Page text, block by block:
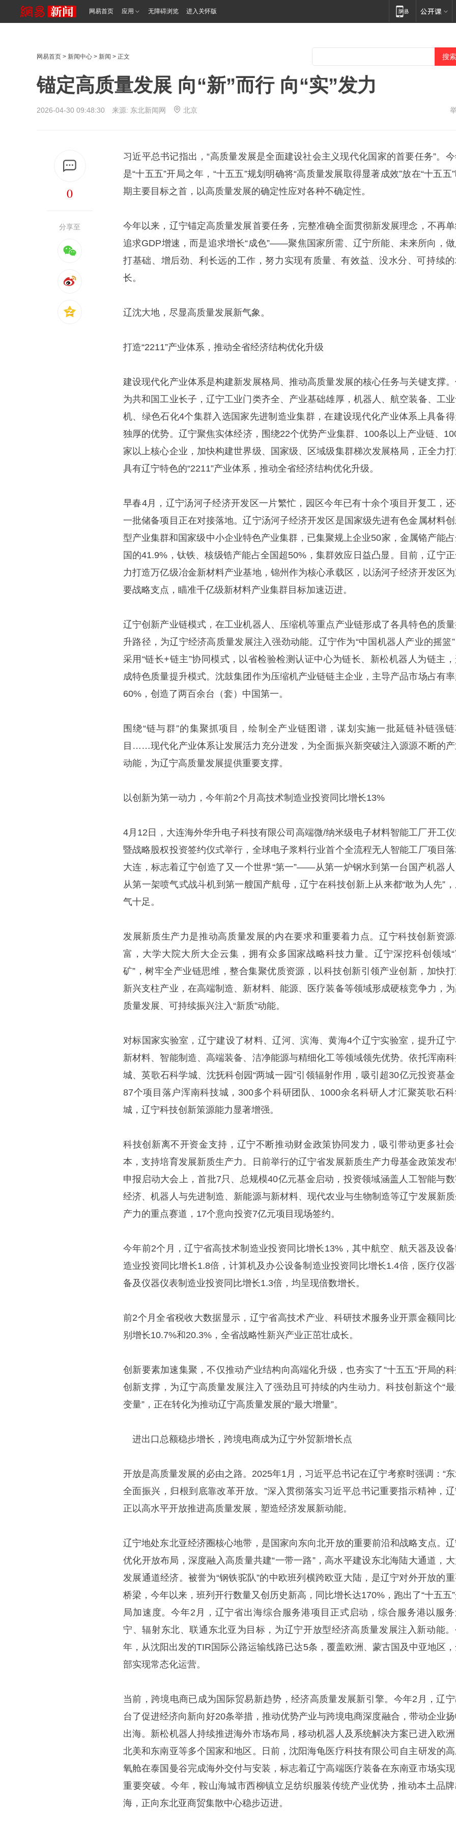
网易首页 应用 无障碍浏览 进入关怀版
网易首页 > 新闻中心 > 新闻 > 正文
锚定高质量发展 向“新”而行 向“实”发力
2026-04-30 09:48:30 来源: 东北新闻网 北京
0
分享至
习近平总书记指出，“高质量发展是全面建设社会主义现代化国家的首要任务”。
是“十五五”开局之年，“十五五”规划明确将“高质量发展取得显著成效”放在“十五五
期主要目标之首，以高质量发展的确定性应对各种不确定性。
今年以来，辽宁锚定高质量发展首要任务，完整准确全面贯彻新发展理念，不再
追求GDP增速，而是追求增长“成色”——聚焦国家所需、辽宁所能、未来所向，做
打基础、增后劲、利长远的工作，努力实现有质量、有效益、没水分、可持续的
长。
辽沈大地，尽显高质量发展新气象。
打造“2211”产业体系，推动全省经济结构优化升级
建设现代化产业体系是构建新发展格局、推动高质量发展的核心任务与关键支撑
为共和国工业长子，辽宁工业门类齐全、产业基础雄厚，机器人、航空装备、工
机、绿色石化4个集群入选国家先进制造业集群，在建设现代化产业体系上具备
独厚的优势。辽宁聚焦实体经济，围绕22个优势产业集群、100条以上产业链、
家以上核心企业，加快构建世界级、国家级、区域级集群梯次发展格局，正全力
具有辽宁特色的“2211”产业体系，推动全省经济结构优化升级。
早春4月，辽宁汤河子经济开发区一片繁忙，园区今年已有十余个项目开复工，
一批储备项目正在对接落地。辽宁汤河子经济开发区是国家级先进有色金属材料
型产业集群和国家级中小企业特色产业集群，已集聚规上企业50家，金属铬产能
国的41.9%，钛铁、核级锆产能占全国超50%，集群效应日益凸显。目前，辽宁
力打造万亿级冶金新材料产业基地，锦州作为核心承载区，以汤河子经济开发区
要战略支点，瞄准千亿级新材料产业集群目标加速迈进。
辽宁创新产业链模式，在工业机器人、压缩机等重点产业链形成了各具特色的质
升路径，为辽宁经济高质量发展注入强劲动能。辽宁作为“中国机器人产业的摇篮”
采用“链长+链主”协同模式，以省检验检测认证中心为链长、新松机器人为链主
成特色质量提升模式。沈鼓集团作为压缩机产业链链主企业，主导产品市场占有率
60%，创造了两百余台（套）中国第一。
围绕“链与群”的集聚抓项目，绘制全产业链图谱，谋划实施一批延链补链强链
目……现代化产业体系让发展活力充分迸发，为全面振兴新突破注入源源不断的
动能，为辽宁高质量发展提供重要支撑。
以创新为第一动力，今年前2个月高技术制造业投资同比增长13%
4月12日，大连海外华升电子科技有限公司高端微/纳米级电子材料智能工厂开工
暨战略股权投资签约仪式举行，全球电子浆料行业首个全流程无人智能工厂项目
大连，标志着辽宁创造了又一个世界“第一”——从第一炉钢水到第一台国产机器人
从第一架喷气式战斗机到第一艘国产航母，辽宁在科技创新上从来都“敢为人先”
气十足。
发展新质生产力是推动高质量发展的内在要求和重要着力点。辽宁科技创新资
富，大学大院大所大企云集，拥有众多国家战略科技力量。辽宁深挖科创领域“
矿”，树牢全产业链思维，整合集聚优质资源，以科技创新引领产业创新，加快
新兴支柱产业，在高端制造、新材料、能源、医疗装备等领域形成硬核竞争力，
质量发展、可持续振兴注入“新质”动能。
对标国家实验室，辽宁建设了材料、辽河、滨海、黄海4个辽宁实验室，提升辽
新材料、智能制造、高端装备、洁净能源与精细化工等领域领先优势。依托浑南
城、英歌石科学城、沈抚科创园“两城一园”引领辐射作用，吸引超30亿元投资基金
87个项目落户浑南科技城，300多个科研团队、1000余名科研人才汇聚英歌石科
城，辽宁科技创新策源能力显著增强。
科技创新离不开资金支持，辽宁不断推动财金政策协同发力，吸引带动更多社会
本，支持培育发展新质生产力。日前举行的辽宁省发展新质生产力母基金政策发
申报启动大会上，首批7只、总规模40亿元基金启动，投资领域涵盖人工智能与
经济、机器人与先进制造、新能源与新材料、现代农业与生物制造等辽宁发展新质
产力的重点赛道，17个意向投资7亿元项目现场签约。
今年前2个月，辽宁省高技术制造业投资同比增长13%，其中航空、航天器及设备
造业投资同比增长1.8倍，计算机及办公设备制造业投资同比增长1.4倍，医疗仪
备及仪器仪表制造业投资同比增长1.3倍，均呈现倍数增长。
前2个月全省税收大数据显示，辽宁省高技术产业、科研技术服务业开票金额同
别增长10.7%和20.3%，全省战略性新兴产业正茁壮成长。
创新要素加速集聚，不仅推动产业结构向高端化升级，也夯实了“十五五”开局的
创新支撑，为辽宁高质量发展注入了强劲且可持续的内生动力。科技创新这个“
变量”，正在转化为推动辽宁高质量发展的“最大增量”。
进出口总额稳步增长，跨境电商成为辽宁外贸新增长点
开放是高质量发展的必由之路。2025年1月，习近平总书记在辽宁考察时强调：“
全面振兴，归根到底靠改革开放。”深入贯彻落实习近平总书记重要指示精神，
正以高水平开放推进高质量发展，塑造经济发展新动能。
辽宁地处东北亚经济圈核心地带，是国家向东向北开放的重要前沿和战略支点。
优化开放布局，深度融入高质量共建“一带一路”，高水平建设东北海陆大通道，大
发展通道经济。被誉为“钢铁驼队”的中欧班列横跨欧亚大陆，是辽宁对外开放的
桥梁，今年以来，班列开行数量又创历史新高，同比增长达170%，跑出了“十五五
局加速度。今年2月，辽宁省出海综合服务港项目正式启动，综合服务港以服务
宁、辐射东北、联通东北亚为目标，为辽宁开放型经济高质量发展注入新动能。
年，从沈阳出发的TIR国际公路运输线路已达5条，覆盖欧洲、蒙古国及中亚地区
部实现常态化运营。
当前，跨境电商已成为国际贸易新趋势，经济高质量发展新引擎。今年2月，辽宁
台了促进经济向新向好20条举措，推动优势产业与跨境电商深度融合，带动企业
出海。新松机器人持续推进海外市场布局，移动机器人及系统解决方案已进入欧洲
北美和东南亚等多个国家和地区。日前，沈阳海龟医疗科技有限公司自主研发的
氧舱在泰国曼谷完成海外交付与安装，标志着辽宁高端医疗装备在东南亚市场实现
重要突破。今年，鞍山海城市西柳镇立足纺织服装传统产业优势，推动本土品牌
海，正向东北亚商贸集散中心稳步迈进。